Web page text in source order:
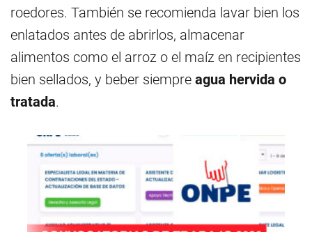
roedores. También se recomienda lavar bien los
enlatados antes de abrirlos, almacenar
alimentos como el arroz o el maíz en recipientes
bien sellados, y beber siempre agua hervida o
tratada.